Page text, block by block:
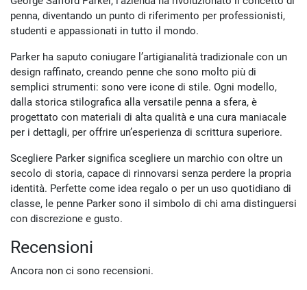
penna, diventando un punto di riferimento per professionisti,
studenti e appassionati in tutto il mondo.
Parker ha saputo coniugare l’artigianalità tradizionale con un
design raffinato, creando penne che sono molto più di
semplici strumenti: sono vere icone di stile. Ogni modello,
dalla storica stilografica alla versatile penna a sfera, è
progettato con materiali di alta qualità e una cura maniacale
per i dettagli, per offrire un’esperienza di scrittura superiore.
Scegliere Parker significa scegliere un marchio con oltre un
secolo di storia, capace di rinnovarsi senza perdere la propria
identità. Perfette come idea regalo o per un uso quotidiano di
classe, le penne Parker sono il simbolo di chi ama distinguersi
con discrezione e gusto.
Recensioni
Ancora non ci sono recensioni.